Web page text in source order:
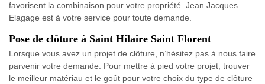
favorisent la combinaison pour votre propriété. Jean Jacques
Elagage est à votre service pour toute demande.
Pose de clôture à Saint Hilaire Saint Florent
Lorsque vous avez un projet de clôture, n’hésitez pas à nous faire
parvenir votre demande. Pour mettre à pied votre projet, trouver
le meilleur matériau et le goût pour votre choix du type de clôture